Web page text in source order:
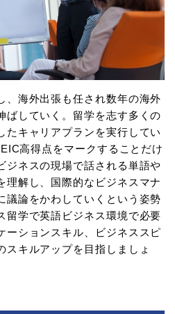
、海外出張も任され数年の海外
ばしていく。留学を志す多くの
たキャリアプランを実行してい
高得点をマークすることだけ
ジネスの現場で話される単語や
理解し、国際的なビジネスマナ
議論をかわしていくという姿勢
留学で英語ビジネス環境で必要
ーションスキル、ビジネススピ
スキルアップを目指しましょ